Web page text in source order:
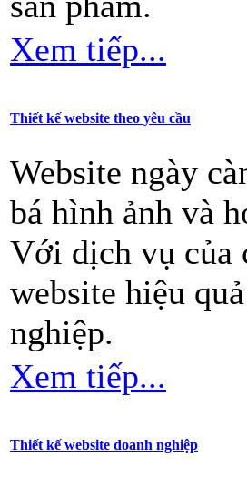
Xem tiếp...
Thiết kế website theo yêu cầu
Website ngày
bá hình ảnh và
Với dịch vụ của
website hiệu
nghiệp.
Xem tiếp...
Thiết kế website doanh nghiệp